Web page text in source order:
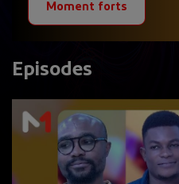
Moment forts
Episodes